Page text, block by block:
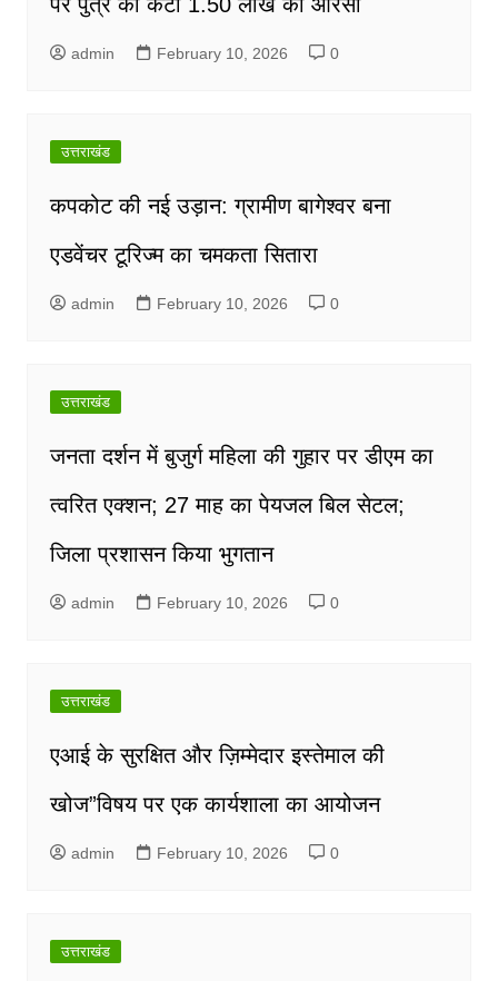
admin February 10, 2026 0
उत्तराखंड
कपकोट की नई उड़ान: ग्रामीण बागेश्वर बना
एडवेंचर टूरिज्म का चमकता सितारा
admin February 10, 2026 0
उत्तराखंड
जनता दर्शन में बुजुर्ग महिला की गुहार पर डीएम का
त्वरित एक्शन; 27 माह का पेयजल बिल सेटल;
जिला प्रशासन किया भुगतान
admin February 10, 2026 0
उत्तराखंड
एआई के सुरक्षित और ज़िम्मेदार इस्तेमाल की
खोज”विषय पर एक कार्यशाला का आयोजन
admin February 10, 2026 0
उत्तराखंड